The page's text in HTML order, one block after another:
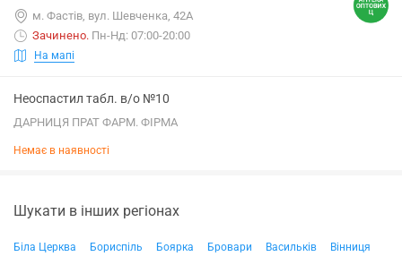
м. Фастів, вул. Шевченка, 42А
Зачинено. Пн-Нд: 07:00-20:00
На мапі
Неоспастил табл. в/о №10
ДАРНИЦЯ ПРАТ ФАРМ. ФІРМА
Немає в наявності
Шукати в інших регіонах
Біла Церква Бориспіль Боярка Бровари Васильків
Вінниця